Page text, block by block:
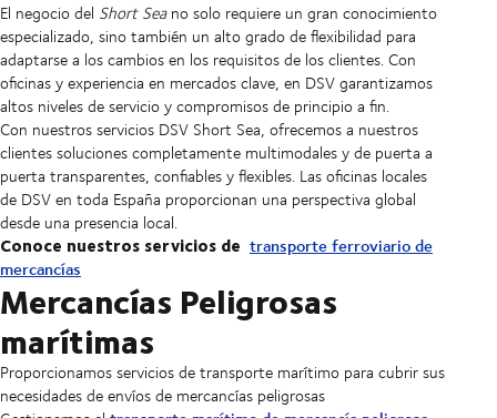
El negocio del Short Seano solo requiere un gran conocimiento
especializado, sino también un alto grado de flexibilidad para
adaptarse a los cambios en los requisitos de los clientes. Con
oficinas y experiencia en mercados clave, en DSV garantizamos
altos niveles de servicio y compromisos de principio a fin.
Con nuestros servicios DSV Short Sea, ofrecemos a nuestros
clientes soluciones completamente multimodales y de puerta a
puerta transparentes, confiables y flexibles. Las oficinas locales
de DSV en toda España proporcionan una perspectiva global
desde una presencia local.
Conoce nuestros servicios de transporte ferroviario de
mercancías
Mercancías Peligrosas
marítimas
Proporcionamos servicios de transporte marítimo para cubrir sus
necesidades de envíos de mercancías peligrosas